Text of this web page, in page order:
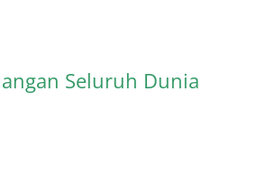
Seluruh Dunia